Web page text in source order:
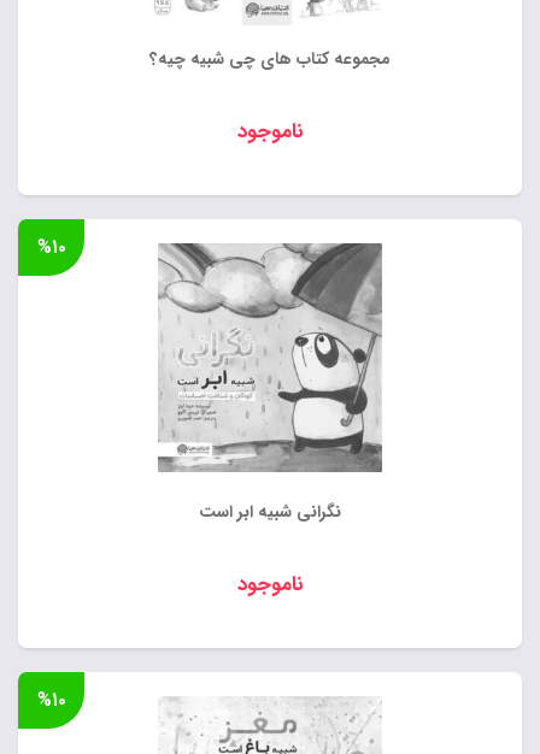
مجموعه کتاب های چی شبیه چیه؟
ناموجود
نگرانی شبیه ابر است
ناموجود
%۱۰
%۱۰